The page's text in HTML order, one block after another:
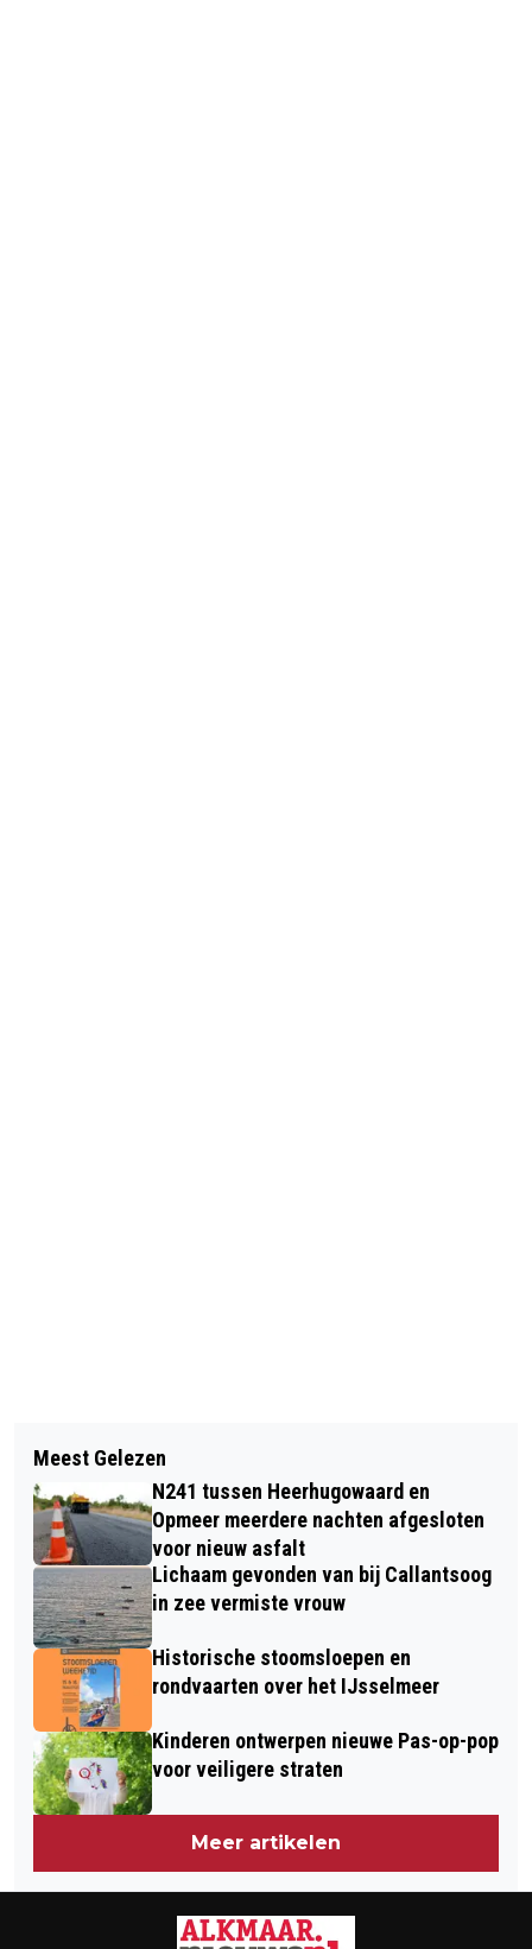
VEILIG SCHAATSEN BIJ ICE GAMES:
6.000 LEERLINGEN KRIJGEN HELM
AANGEBODEN
KNVB-BEKER MONDT VOOR AJAX UIT
IN GIFBEKER; AMSTERDAMMERS MET
6-0 ONDERUIT IN ALKMAAR
Meest Gelezen
N241 tussen Heerhugowaard en
Opmeer meerdere nachten afgesloten
voor nieuw asfalt
Lichaam gevonden van bij Callantsoog
in zee vermiste vrouw
Historische stoomsloepen en
rondvaarten over het IJsselmeer
Kinderen ontwerpen nieuwe Pas-op-pop
voor veiligere straten
Meer artikelen